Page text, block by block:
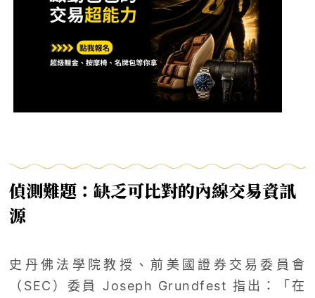
偵測難題：缺乏可比對的內線交易資訊
源
史丹佛法學院教授、前美國證券交易委員會
（SEC）委員 Joseph Grundfest 指出：「在